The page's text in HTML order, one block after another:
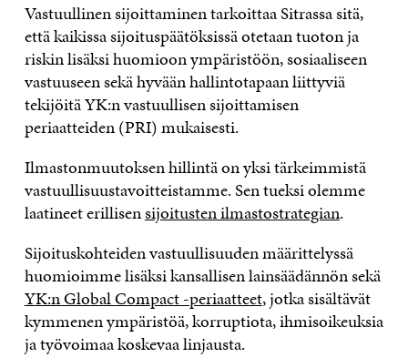
Vastuullinen sijoittaminen tarkoittaa Sitrassa sitä,
että kaikissa sijoituspäätöksissä otetaan tuoton ja
riskin lisäksi huomioon ympäristöön, sosiaaliseen
vastuuseen sekä hyvään hallintotapaan liittyviä
tekijöitä YK:n vastuullisen sijoittamisen
periaatteiden (PRI) mukaisesti.
Ilmastonmuutoksen hillintä on yksi tärkeimmistä
vastuullisuustavoitteistamme. Sen tueksi olemme
laatineet erillisensijoitusten ilmastostrategian.
Sijoituskohteiden vastuullisuuden määrittelyssä
huomioimme lisäksi kansallisen lainsäädännön sekä
YK:n Global Compact -periaatteet, jotka sisältävät
kymmenen ympäristöä, korruptiota, ihmisoikeuksia
ja työvoimaa koskevaa linjausta.